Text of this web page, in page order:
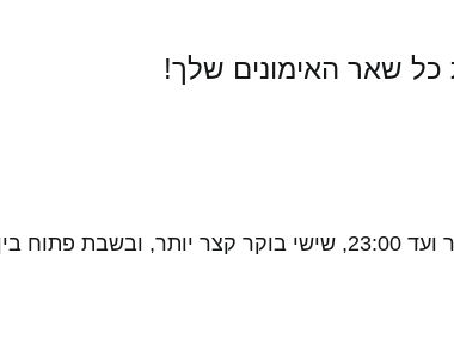
שאר האימונים שלך!